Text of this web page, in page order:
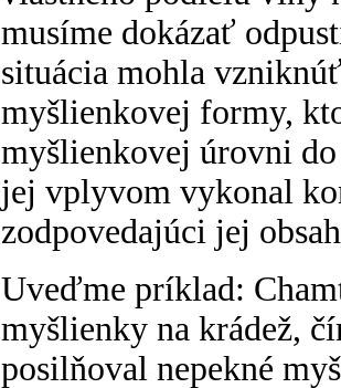
musíme dokázať
situácia mohla
myšlienkovej formy,
myšlienkovej úrovni
jej vplyvom vykonal
zodpovedajúci jej
Uveďme príklad:
myšlienky na krádež,
posilňoval nepekné